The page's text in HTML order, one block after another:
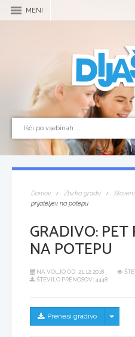
MENI
Domov Zbirka gradiv
prijateljev na potepu
GRADIVO:PET
NA POTEPU
NA VOLJO OD: 21.12.2018
ŠTEVILO PRENOSOV: 4448
Prenesi gradivo Skrij/